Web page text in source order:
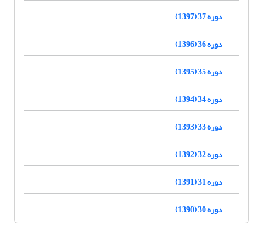
دوره 37 (1397)
دوره 36 (1396)
دوره 35 (1395)
دوره 34 (1394)
دوره 33 (1393)
دوره 32 (1392)
دوره 31 (1391)
دوره 30 (1390)